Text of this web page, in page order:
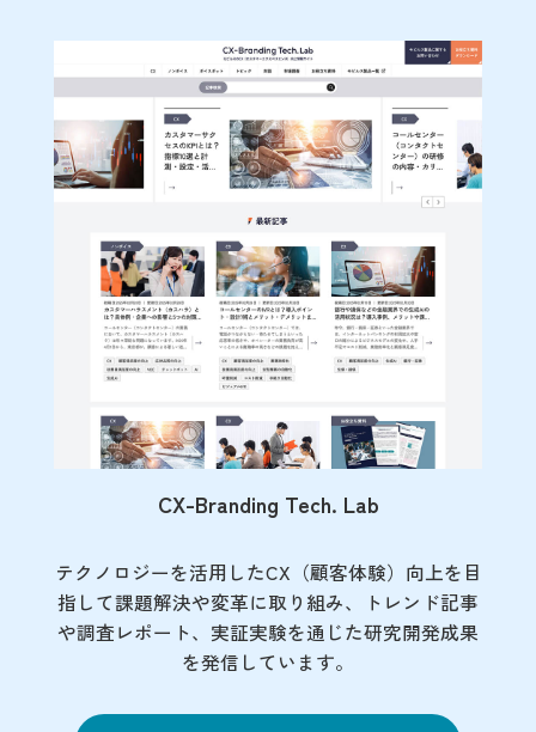
CX-Branding Tech. Lab
テクノロジーを活用したCX（顧客体験）向上を目
指して課題解決や変革に取り組み、トレンド記事
や調査レポート、実証実験を通じた研究開発成果
を発信しています。